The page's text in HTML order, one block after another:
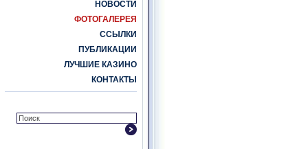
НОВОСТИ
ФОТОГАЛЕРЕЯ
ССЫЛКИ
ПУБЛИКАЦИИ
ЛУЧШИЕ КАЗИНО
КОНТАКТЫ